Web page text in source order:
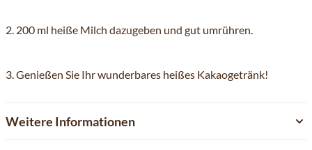
2. 200 ml heiße Milch dazugeben und gut umrühren.
3. Genießen Sie Ihr wunderbares heißes Kakaogetränk!
Weitere Informationen